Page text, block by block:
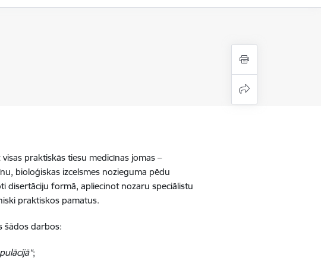
praktiskās tiesu medicīnas jomas –
bioloģiskas izcelsmes nozieguma pēdu
disertāciju formā, apliecinot nozaru speciālistu
praktiskos pamatus.
šādos darbos:
;